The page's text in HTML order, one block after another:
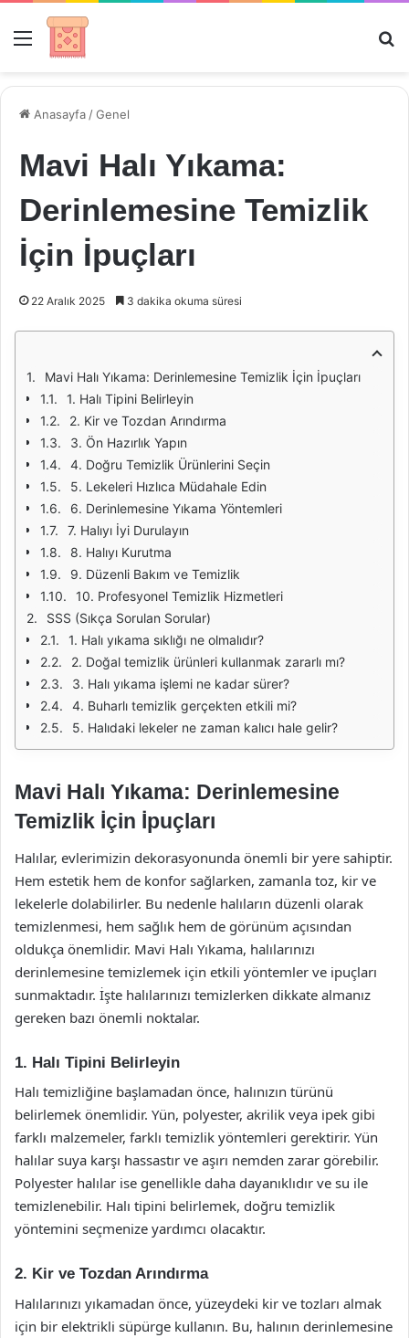
Menü
Anasayfa /Genel
Mavi Halı Yıkama:
Derinlemesine Temizlik
İçin İpuçları
22 Aralık 2025 3 dakika okuma süresi
Mavi Halı Yıkama: Derinlemesine Temizlik İçin İpuçları
1. Halı Tipini Belirleyin
2. Kir ve Tozdan Arındırma
3. Ön Hazırlık Yapın
4. Doğru Temizlik Ürünlerini Seçin
5. Lekeleri Hızlıca Müdahale Edin
6. Derinlemesine Yıkama Yöntemleri
7. Halıyı İyi Durulayın
8. Halıyı Kurutma
9. Düzenli Bakım ve Temizlik
10. Profesyonel Temizlik Hizmetleri
SSS (Sıkça Sorulan Sorular)
1. Halı yıkama sıklığı ne olmalıdır?
2. Doğal temizlik ürünleri kullanmak zararlı mı?
3. Halı yıkama işlemi ne kadar sürer?
4. Buharlı temizlik gerçekten etkili mi?
5. Halıdaki lekeler ne zaman kalıcı hale gelir?
Mavi Halı Yıkama: Derinlemesine
Temizlik İçin İpuçları
Halılar, evlerimizin dekorasyonunda önemli bir yere sahiptir.
Hem estetik hem de konfor sağlarken, zamanla toz, kir ve
lekelerle dolabilirler. Bu nedenle halıların düzenli olarak
temizlenmesi, hem sağlık hem de görünüm açısından
oldukça önemlidir. Mavi Halı Yıkama, halılarınızı
derinlemesine temizlemek için etkili yöntemler ve ipuçları
sunmaktadır. İşte halılarınızı temizlerken dikkate almanız
gereken bazı önemli noktalar.
1. Halı Tipini Belirleyin
Halı temizliğine başlamadan önce, halınızın türünü
belirlemek önemlidir. Yün, polyester, akrilik veya ipek gibi
farklı malzemeler, farklı temizlik yöntemleri gerektirir. Yün
halılar suya karşı hassastır ve aşırı nemden zarar görebilir.
Polyester halılar ise genellikle daha dayanıklıdır ve su ile
temizlenebilir. Halı tipini belirlemek, doğru temizlik
yöntemini seçmenize yardımcı olacaktır.
2. Kir ve Tozdan Arındırma
Halılarınızı yıkamadan önce, yüzeydeki kir ve tozları almak
için bir elektrikli süpürge kullanın. Bu, halının derinlemesine